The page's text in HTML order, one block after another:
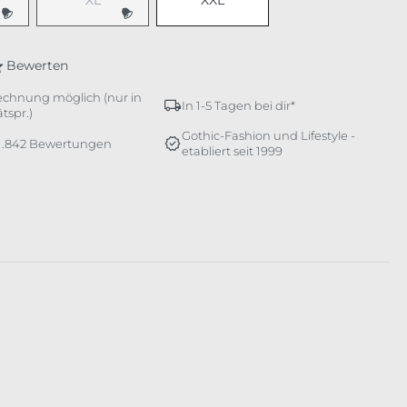
Option ist zurzeit nicht verfügbar.)
(Diese Option ist zurzeit nicht verfügbar.)
Bewerten
möglich (nur in
In 1-5 Tagen bei dir*
Bewertungen
Gothic-Fashion und Lifestyle -
etabliert seit 1999